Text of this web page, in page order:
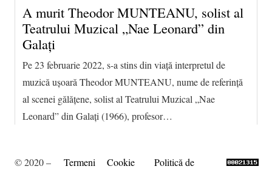
A murit Theodor MUNTEANU, solist al
Teatrului Muzical „Nae Leonard” din
Galaţi
Pe 23 februarie 2022, s-a stins din viață interpretul de
muzică uşoară Theodor MUNTEANU, nume de referință
al scenei gălățene, solist al Teatrului Muzical „Nae
Leonard” din Galaţi (1966), profesor…
© 2020 –
Termeni
Cookie
Politică de